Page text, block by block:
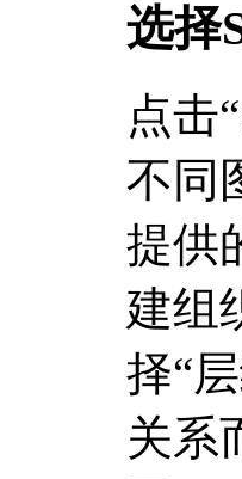
选择
点击
不同
提供
建组
择“
关系